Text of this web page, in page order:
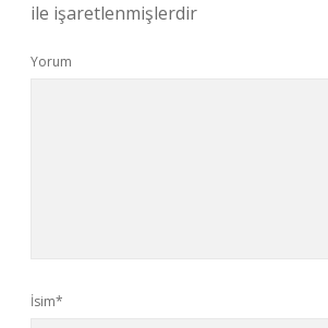
ile işaretlenmişlerdir
Yorum
İsim*